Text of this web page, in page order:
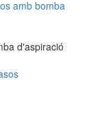
d'aspiració